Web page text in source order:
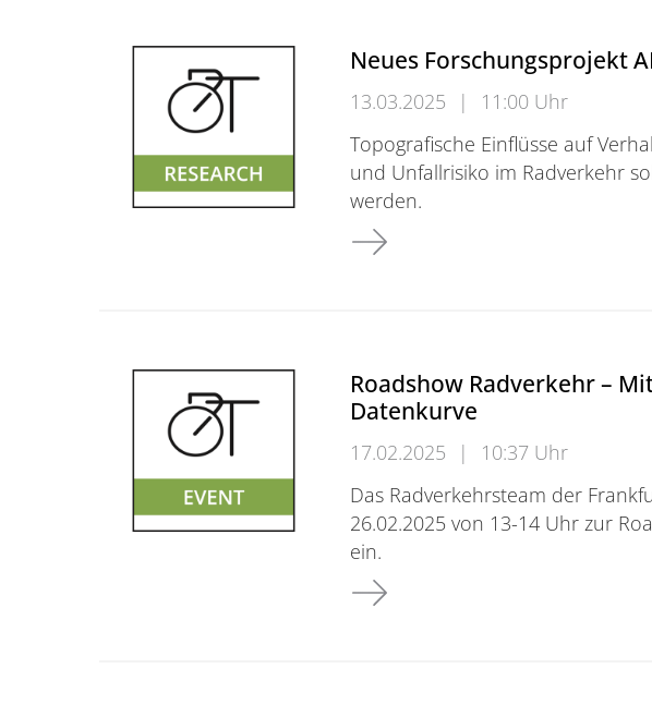
Neues Forschungsprojekt
13.03.2025 |
11:00 Uhr
Topografische Einflüsse auf
und Unfallrisiko im Radverkehr
werden.
Neues Forschungsprojekt APEx
Roadshow Radverkehr –
Datenkurve
17.02.2025 |
10:37 Uhr
Das Radverkehrsteam der
26.02.2025 von 13-14 Uhr zur
ein.
Roadshow Radverkehr – Mit